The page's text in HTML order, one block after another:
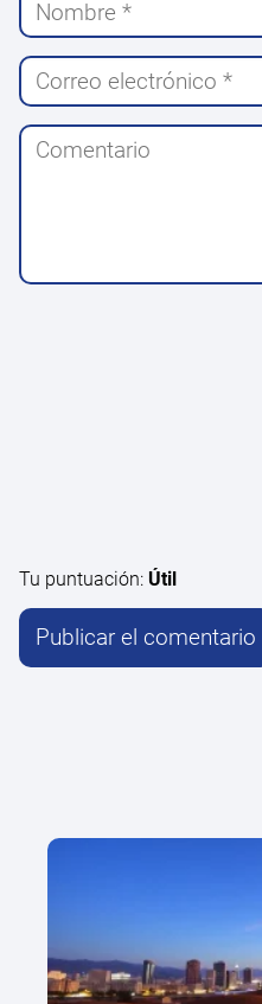
Tu puntuación: Útil